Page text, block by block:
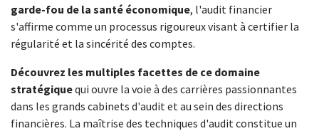
garde-fou de la santé économique, l'audit financier
s'affirme comme un processus rigoureux visant à certifier la
régularité et la sincérité des comptes.
Découvrez les multiples facettes de ce domaine
stratégiquequi ouvre la voie à des carrières passionnantes
dans les grands cabinets d'audit et au sein des directions
financières. La maîtrise des techniques d'audit constitue un